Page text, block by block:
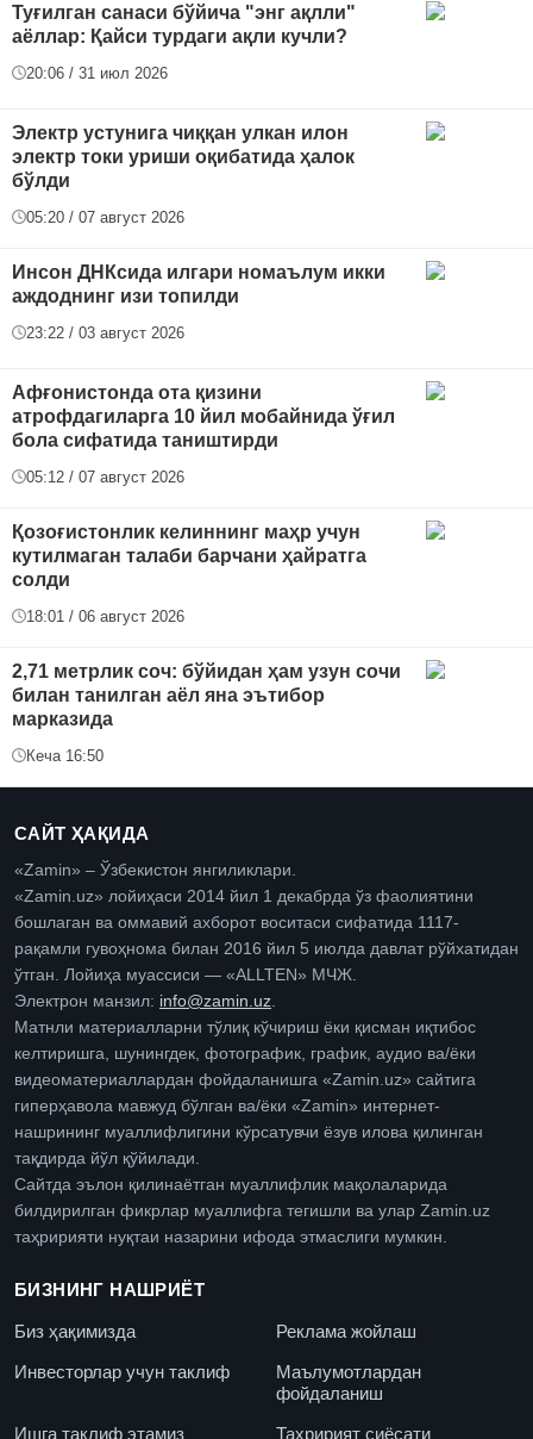
Туғилган санаси бўйича "энг ақлли"
аёллар: Қайси турдаги ақли кучли?
20:06 / 31 июл 2026
Электр устунига чиққан улкан илон
электр токи уриши оқибатида ҳалок
бўлди
05:20 / 07 август 2026
Инсон ДНКсида илгари номаълум икки
аждоднинг изи топилди
23:22 / 03 август 2026
Афғонистонда ота қизини
атрофдагиларга 10 йил мобайнида ўғил
бола сифатида таништирди
05:12 / 07 август 2026
Қозоғистонлик келиннинг маҳр учун
кутилмаган талаби барчани ҳайратга
солди
18:01 / 06 август 2026
2,71 метрлик соч: бўйидан ҳам узун сочи
билан танилган аёл яна эътибор
марказида
Кеча 16:50
САЙТ ҲАҚИДА
«Zamin» – Ўзбекистон янгиликлари.
«Zamin.uz» лойиҳаси 2014 йил 1 декабрда ўз фаолиятини
бошлаган ва оммавий ахборот воситаси сифатида 1117-
рақамли гувоҳнома билан 2016 йил 5 июлда давлат рўйхатидан
ўтган. Лойиҳа муассиси — «ALLTEN» МЧЖ.
Электрон манзил: info@zamin.uz
Матнли материалларни тўлиқ кўчириш ёки қисман иқтибос
келтиришга, шунингдек, фотографик, график, аудио ва/ёки
видеоматериаллардан фойдаланишга «Zamin.uz» сайтига
гиперҳавола мавжуд бўлган ва/ёки «Zamin» интернет-
нашрининг муаллифлигини кўрсатувчи ёзув илова қилинган
тақдирда йўл қўйилади.
Сайтда эълон қилинаётган муаллифлик мақолаларида
билдирилган фикрлар муаллифга тегишли ва улар Zamin.uz
таҳририяти нуқтаи назарини ифода этмаслиги мумкин.
БИЗНИНГ НАШРИЁТ
Биз ҳақимизда
Реклама жойлаш
Инвесторлар учун таклиф
Маълумотлардан
фойдаланиш
Ишга таклиф этамиз
Таҳририят сиёсати